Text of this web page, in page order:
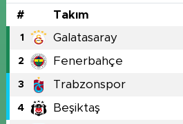
# Takım
1 Galatasaray
2 Fenerbahçe
3 Trabzonspor
4 Beşiktaş